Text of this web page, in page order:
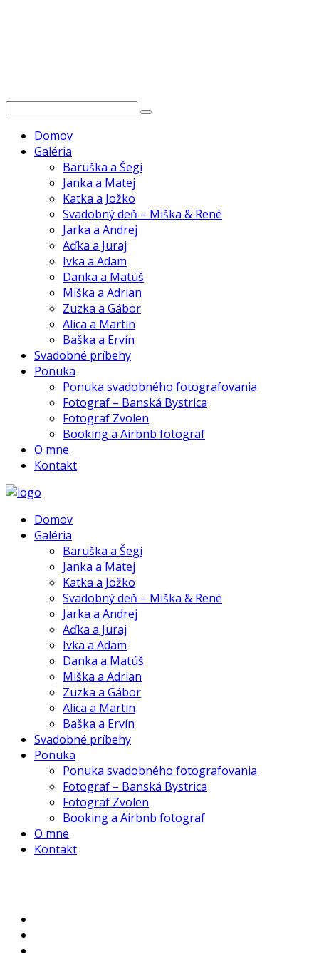
Domov
Galéria
Baruška a Šegi
Janka a Matej
Katka a Jožko
Svadobný deň – Miška & René
Jarka a Andrej
Aďka a Juraj
Ivka a Adam
Danka a Matúš
Miška a Adrian
Zuzka a Gábor
Alica a Martin
Baška a Ervín
Svadobné príbehy
Ponuka
Ponuka svadobného fotografovania
Fotograf – Banská Bystrica
Fotograf Zvolen
Booking a Airbnb fotograf
O mne
Kontakt
Domov
Galéria
Baruška a Šegi
Janka a Matej
Katka a Jožko
Svadobný deň – Miška & René
Jarka a Andrej
Aďka a Juraj
Ivka a Adam
Danka a Matúš
Miška a Adrian
Zuzka a Gábor
Alica a Martin
Baška a Ervín
Svadobné príbehy
Ponuka
Ponuka svadobného fotografovania
Fotograf – Banská Bystrica
Fotograf Zvolen
Booking a Airbnb fotograf
O mne
Kontakt